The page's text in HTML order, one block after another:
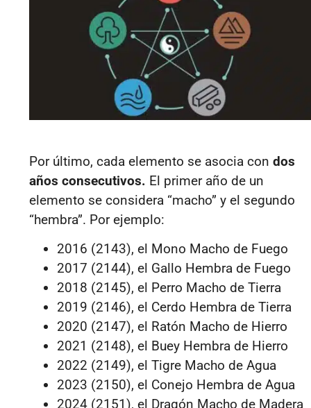
Por último, cada elemento se asocia con dos
años consecutivos. El primer año de un
elemento se considera “macho” y el segundo
“hembra”. Por ejemplo:
2016 (2143), el Mono Macho de Fuego
2017 (2144), el Gallo Hembra de Fuego
2018 (2145), el Perro Macho de Tierra
2019 (2146), el Cerdo Hembra de Tierra
2020 (2147), el Ratón Macho de Hierro
2021 (2148), el Buey Hembra de Hierro
2022 (2149), el Tigre Macho de Agua
2023 (2150), el Conejo Hembra de Agua
2024 (2151), el Dragón Macho de Madera